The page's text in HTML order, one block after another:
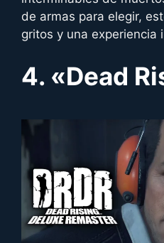
de armas para elegir,
gritos y una experiencia
4. «Dead